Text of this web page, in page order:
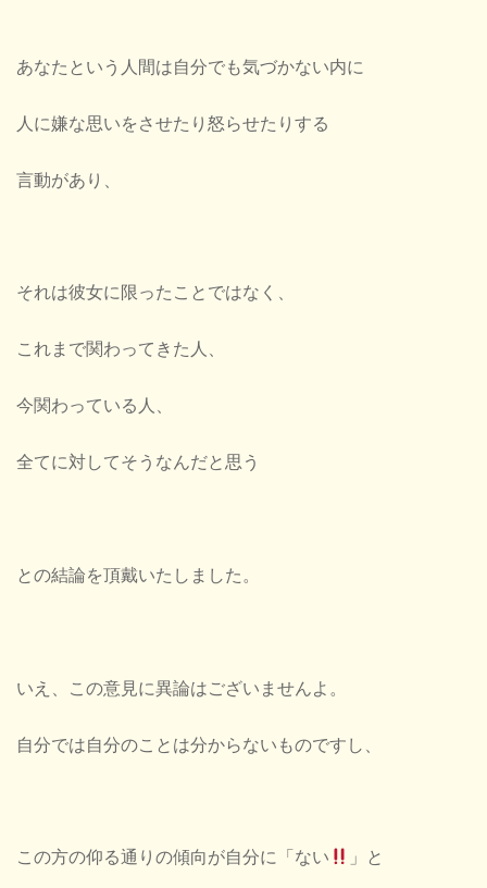
あなたという人間は自分でも気づかない内に
人に嫌な思いをさせたり怒らせたりする
言動があり、
それは彼女に限ったことではなく、
これまで関わってきた人、
今関わっている人、
全てに対してそうなんだと思う
との結論を頂戴いたしました。
いえ、この意見に異論はございませんよ。
自分では自分のことは分からないものですし、
この方の仰る通りの傾向が自分に「ない 」と